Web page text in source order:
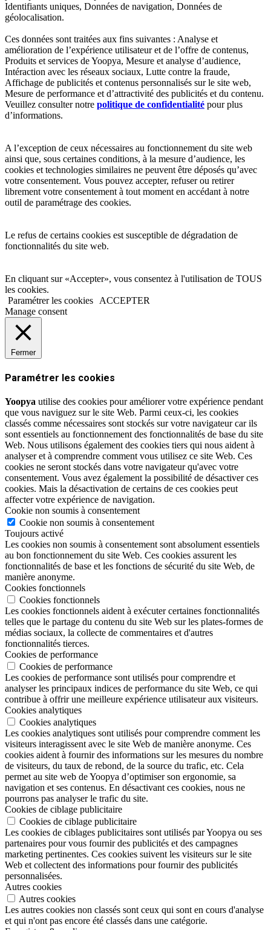
Identifiants uniques, Données de navigation, Données de
géolocalisation.
Ces données sont traitées aux fins suivantes : Analyse et
amélioration de l’expérience utilisateur et de l’offre de contenus,
Produits et services de Yoopya, Mesure et analyse d’audience,
Intéraction avec les réseaux sociaux, Lutte contre la fraude,
Affichage de publicités et contenus personnalisés sur le site web,
Mesure de performance et d’attractivité des publicités et du contenu.
Veuillez consulter notre politique de confidentialité pour plus
d’informations.
A l’exception de ceux nécessaires au fonctionnement du site web
ainsi que, sous certaines conditions, à la mesure d’audience, les
cookies et technologies similaires ne peuvent être déposés qu’avec
votre consentement. Vous pouvez accepter, refuser ou retirer
librement votre consentement à tout moment en accédant à notre
outil de paramétrage des cookies.
Le refus de certains cookies est susceptible de dégradation de
fonctionnalités du site web.
En cliquant sur «Accepter», vous consentez à l'utilisation de TOUS
les cookies.
Paramétrer les cookies
ACCEPTER
Manage consent
Fermer
Paramétrer les cookies
Yoopya utilise des cookies pour améliorer votre expérience pendant
que vous naviguez sur le site Web. Parmi ceux-ci, les cookies
classés comme nécessaires sont stockés sur votre navigateur car ils
sont essentiels au fonctionnement des fonctionnalités de base du site
Web. Nous utilisons également des cookies tiers qui nous aident à
analyser et à comprendre comment vous utilisez ce site Web. Ces
cookies ne seront stockés dans votre navigateur qu'avec votre
consentement. Vous avez également la possibilité de désactiver ces
cookies. Mais la désactivation de certains de ces cookies peut
affecter votre expérience de navigation.
Cookie non soumis à consentement
Cookie non soumis à consentement
Toujours activé
Les cookies non soumis à consentement sont absolument essentiels
au bon fonctionnement du site Web. Ces cookies assurent les
fonctionnalités de base et les fonctions de sécurité du site Web, de
manière anonyme.
Cookies fonctionnels
Cookies fonctionnels
Les cookies fonctionnels aident à exécuter certaines fonctionnalités
telles que le partage du contenu du site Web sur les plates-formes de
médias sociaux, la collecte de commentaires et d'autres
fonctionnalités tierces.
Cookies de performance
Cookies de performance
Les cookies de performance sont utilisés pour comprendre et
analyser les principaux indices de performance du site Web, ce qui
contribue à offrir une meilleure expérience utilisateur aux visiteurs.
Cookies analytiques
Cookies analytiques
Les cookies analytiques sont utilisés pour comprendre comment les
visiteurs interagissent avec le site Web de manière anonyme. Ces
cookies aident à fournir des informations sur les mesures du nombre
de visiteurs, du taux de rebond, de la source du trafic, etc. Cela
permet au site web de Yoopya d’optimiser son ergonomie, sa
navigation et ses contenus. En désactivant ces cookies, nous ne
pourrons pas analyser le trafic du site.
Cookies de ciblage publicitaire
Cookies de ciblage publicitaire
Les cookies de ciblages publicitaires sont utilisés par Yoopya ou ses
partenaires pour vous fournir des publicités et des campagnes
marketing pertinentes. Ces cookies suivent les visiteurs sur le site
Web et collectent des informations pour fournir des publicités
personnalisées.
Autres cookies
Autres cookies
Les autres cookies non classés sont ceux qui sont en cours d'analyse
et qui n'ont pas encore été classés dans une catégorie.